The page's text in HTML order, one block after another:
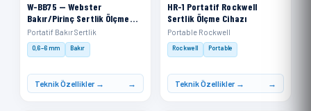
W-BB75 — Webster
Bakır/Pirinç Sertlik Ölçme
Cihazı
Portatif Bakır Sertlik
0,6–6 mm Bakır
Teknik Özellikler →
HR-1 Portatif Rockwell
Sertlik Ölçme Cihazı
Portable Rockwell
Rockwell Portable
Teknik Özellikler →